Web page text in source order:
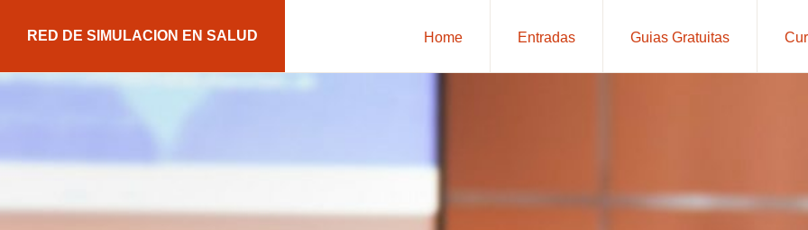
la
contenido
RED DE SIMULACION EN SALUD Home Entradas Guias Gratuitas